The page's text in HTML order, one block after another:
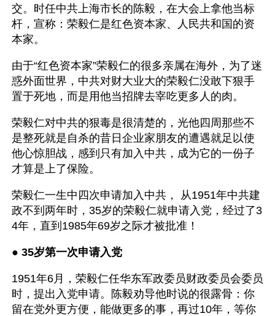
交。时任中共上海市长的陈毅，在大会上拿他当标
杆，宣称：荣毅仁是红色资本家、人民共和国的资
本家。
由于“红色资本家”荣毅仁的很多亲属在海外，为了迷
惑外面世界，中共对财大业大的荣毅仁没敢下狠手
置于死地，而是用他当招牌去宰吃更多人的肉。
荣毅仁对中共的狠毒是很清楚的，光他四周那些不
是整死就是自杀的昔日企业家朋友的遭遇就足以使
他心惊胆战，感到只有加入中共，成为它的一份子
才算是上了保险。
荣毅仁一生中四次申请加入中共， 从1951年中共建
政不到两年时，35岁的荣毅仁就申请入党，经过了3
4年，直到1985年69岁之际才被批准！
● 35岁第一次申请入党
1951年6月，荣毅仁任华东军政委员财政委员会委员
时，提出入党申请。陈毅劝导他时说的很露骨：你
留在党外更方便，能做更多的事，再过10年，等你